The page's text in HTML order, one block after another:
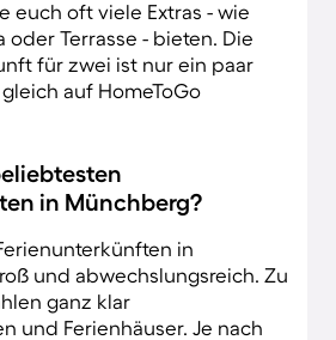
euch oft viele Extras - wie
oder Terrasse - bieten. Die
für zwei ist nur ein paar
auf HomeToGo
in Münchberg?
in
und abwechslungsreich. Zu
ganz klar
und Ferienhäuser. Je nach